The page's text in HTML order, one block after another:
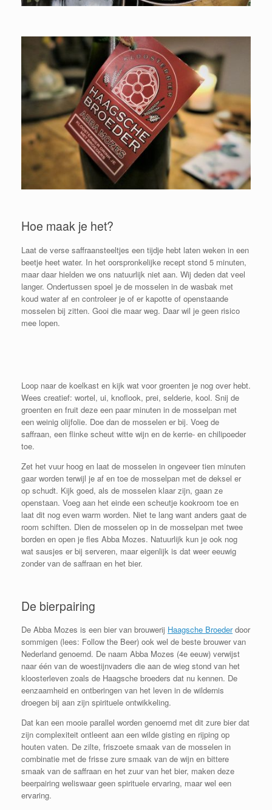
Hoe maak je het?
Laat de verse saffraansteeltjes een tijdje hebt laten weken in een
beetje heet water. In het oorspronkelijke recept stond 5 minuten,
maar daar hielden we ons natuurlijk niet aan. Wij deden dat veel
langer. Ondertussen spoel je de mosselen in de wasbak met
koud water af en controleer je of er kapotte of openstaande
mosselen bij zitten. Gooi die maar weg. Daar wil je geen risico
mee lopen.
Loop naar de koelkast en kijk wat voor groenten je nog over hebt.
Wees creatief: wortel, ui, knoflook, prei, selderie, kool. Snij de
groenten en fruit deze een paar minuten in de mosselpan met
een weinig olijfolie. Doe dan de mosselen er bij. Voeg de
saffraan, een flinke scheut witte wijn en de kerrie- en chilipoeder
toe.
Zet het vuur hoog en laat de mosselen in ongeveer tien minuten
gaar worden terwijl je af en toe de mosselpan met de deksel er
op schudt. Kijk goed, als de mosselen klaar zijn, gaan ze
openstaan. Voeg aan het einde een scheutje kookroom toe en
laat dit nog even warm worden. Niet te lang want anders gaat de
room schiften. Dien de mosselen op in de mosselpan met twee
borden en open je fles Abba Mozes. Natuurlijk kun je ook nog
wat sausjes er bij serveren, maar eigenlijk is dat weer eeuwig
zonder van de saffraan en het bier.
De bierpairing
De Abba Mozes is een bier van brouwerij Haagsche Broederdoor
sommigen (lees: Follow the Beer) ook wel de beste brouwer van
Nederland genoemd. De naam Abba Mozes (4e eeuw) verwijst
naar één van de woestijnvaders die aan de wieg stond van het
kloosterleven zoals de Haagsche broeders dat nu kennen. De
eenzaamheid en ontberingen van het leven in de wildernis
droegen bij aan zijn spirituele ontwikkeling.
Dat kan een mooie parallel worden genoemd met dit zure bier dat
zijn complexiteit ontleent aan een wilde gisting en rijping op
houten vaten. De zilte, friszoete smaak van de mosselen in
combinatie met de frisse zure smaak van de wijn en bittere
smaak van de saffraan en het zuur van het bier, maken deze
beerpairing weliswaar geen spirituele ervaring, maar wel een
ervaring.